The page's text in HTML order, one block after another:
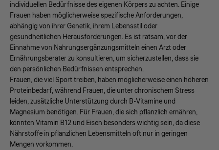
individuellen Bedürfnisse des eigenen Körpers zu achten. Einige
Frauen haben möglicherweise spezifische Anforderungen,
abhängig von ihrer Genetik, ihrem Lebensstil oder
gesundheitlichen Herausforderungen. Es ist ratsam, vor der
Einnahme von Nahrungsergänzungsmitteln einen Arzt oder
Ernährungsberater zu konsultieren, um sicherzustellen, dass sie
den persönlichen Bedürfnissen entsprechen.
Frauen, die viel Sport treiben, haben möglicherweise einen höheren
Proteinbedarf, während Frauen, die unter chronischem Stress
leiden, zusätzliche Unterstützung durch B-Vitamine und
Magnesium benötigen. Für Frauen, die sich pflanzlich ernähren,
könnten Vitamin B12 und Eisen besonders wichtig sein, da diese
Nährstoffe in pflanzlichen Lebensmitteln oft nur in geringen
Mengen vorkommen.